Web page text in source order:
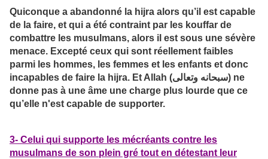
Quiconque a abandonné la hijra alors qu’il est capable
de la faire, et qui a été contraint par les kouffar de
combattre les musulmans, alors il est sous une sévère
menace. Excepté ceux qui sont réellement faibles
parmi les hommes, les femmes et les enfants et donc
incapables de faire la hijra. Et Allah (سبحانه وتعالى) ne
donne pas à une âme une charge plus lourde que ce
qu’elle n'est capable de supporter.
3- Celui qui supporte les mécréants contre les
musulmans de son plein gré tout en détestant leur